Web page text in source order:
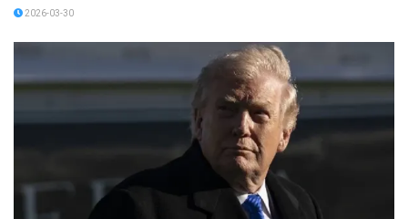
2026-03-30